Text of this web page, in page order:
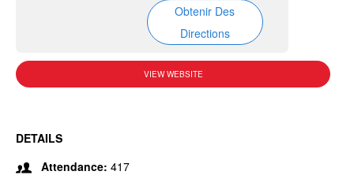
Obtenir Des
Directions
VIEW WEBSITE
DETAILS
Attendance: 417